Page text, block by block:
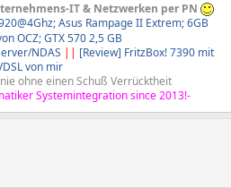
IT & Netzwerken per PN
Asus Rampage II Extrem; 6GB
OCZ; GTX 570 2,5 GB
NDAS
[Review] FritzBox! 7390 mit
von mir
ohne einen Schuß Verrücktheit​
Systemintegration since 2013!-